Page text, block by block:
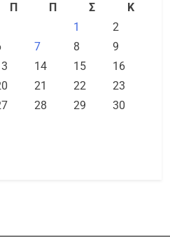
Π Π Σ
Κ
1
2
7 8
9
14 15
16
21 22
23
28 29
30